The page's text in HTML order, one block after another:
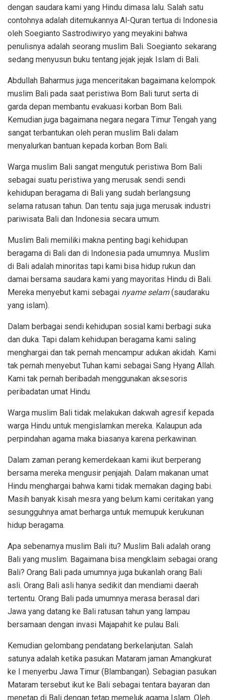
dengan saudara kami yang Hindu dimasa lalu. Salah satu
contohnya adalah ditemukannya Al-Quran tertua di Indonesia
oleh Soegianto Sastrodiwiryo yang meyakini bahwa
penulisnya adalah seorang muslim Bali. Soegianto sekarang
sedang menyusun buku tentang jejak jejak Islam di Bali.
Abdullah Baharmus juga menceritakan bagaimana kelompok
muslim Bali pada saat peristiwa Bom Bali turut serta di
garda depan membantu evakuasi korban Bom Bali.
Kemudian juga bagaimana negara negara Timur Tengah yang
sangat terbantukan oleh peran muslim Bali dalam
menyalurkan bantuan kepada korban Bom Bali.
Warga muslim Bali sangat mengutuk peristiwa Bom Bali
sebagai suatu peristiwa yang merusak sendi sendi
kehidupan beragama di Bali yang sudah berlangsung
selama ratusan tahun. Dan tentu saja juga merusak industri
pariwisata Bali dan Indonesia secara umum.
Muslim Bali memiliki makna penting bagi kehidupan
beragama di Bali dan di Indonesia pada umumnya. Muslim
di Bali adalah minoritas tapi kami bisa hidup rukun dan
damai bersama saudara kami yang mayoritas Hindu di Bali.
Mereka menyebut kami sebagai nyame selam(saudaraku
yang islam).
Dalam berbagai sendi kehidupan sosial kami berbagi suka
dan duka. Tapi dalam kehidupan beragama kami saling
menghargai dan tak pernah mencampur adukan akidah. Kami
tak pernah menyebut Tuhan kami sebagai Sang Hyang Allah.
Kami tak pernah beribadah menggunakan aksesoris
peribadatan umat Hindu.
Warga muslim Bali tidak melakukan dakwah agresif kepada
warga Hindu untuk mengislamkan mereka. Kalaupun ada
perpindahan agama maka biasanya karena perkawinan.
Dalam zaman perang kemerdekaan kami ikut berperang
bersama mereka mengusir penjajah. Dalam makanan umat
Hindu menghargai bahwa kami tidak memakan daging babi.
Masih banyak kisah mesra yang belum kami ceritakan yang
sesungguhnya amat berharga untuk memupuk kerukunan
hidup beragama.
Apa sebenarnya muslim Bali itu? Muslim Bali adalah orang
Bali yang muslim. Bagaimana bisa mengklaim sebagai orang
Bali? Orang Bali pada umumnya juga bukanlah orang Bali
asli. Orang Bali asli hanya sedikit dan mendiami daerah
tertentu. Orang Bali pada umumnya merasa berasal dari
Jawa yang datang ke Bali ratusan tahun yang lampau
bersamaan dengan invasi Majapahit ke pulau Bali.
Kemudian gelombang pendatang berkelanjutan. Salah
satunya adalah ketika pasukan Mataram jaman Amangkurat
ke I menyerbu Jawa Timur (Blambangan). Sebagian pasukan
Mataram tersebut ikut ke Bali sebagai tentara bayaran dan
menetap di Bali dengan tetap memeluk agama Islam. Oleh